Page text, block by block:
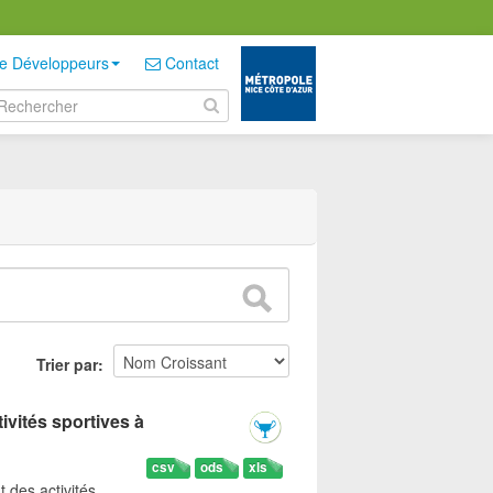
Développeurs Contact
Trier par
sportives à
xls
ods
csv